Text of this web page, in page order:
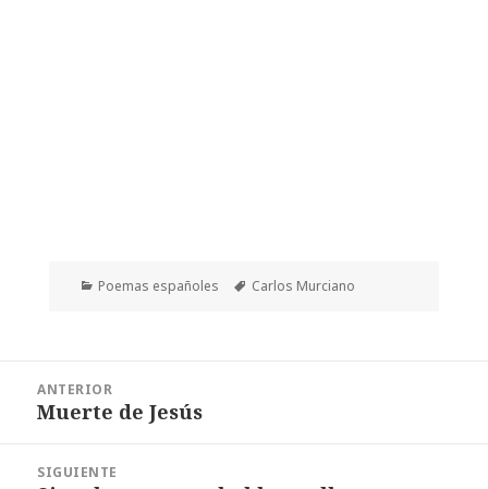
Categorías
Poemas españoles Etiquetas
Carlos Murciano
entradas
ANTERIOR
Entrada
Muerte de Jesús
SIGUIENTE